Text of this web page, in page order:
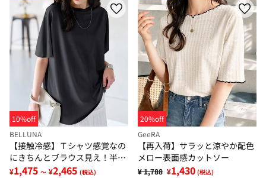
10%off
BELLUNA
【接触冷感】Ｔシャツ感覚なの
にきちんとブラウス見え！半袖
プルオーバー
¥1,475 ～ ¥2,465 (税込)
20%off
GeeRA
【再入荷】サラッと涼やか配色
メロー表面感カットソー
¥ 1,788 ¥1,430 (税込)